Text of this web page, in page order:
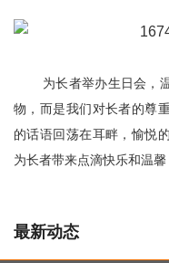
为长者举办生日会，
物，而是我们对长者的尊
的话语回荡在耳畔，愉悦
为长者带来点滴快乐和温馨
最新动态